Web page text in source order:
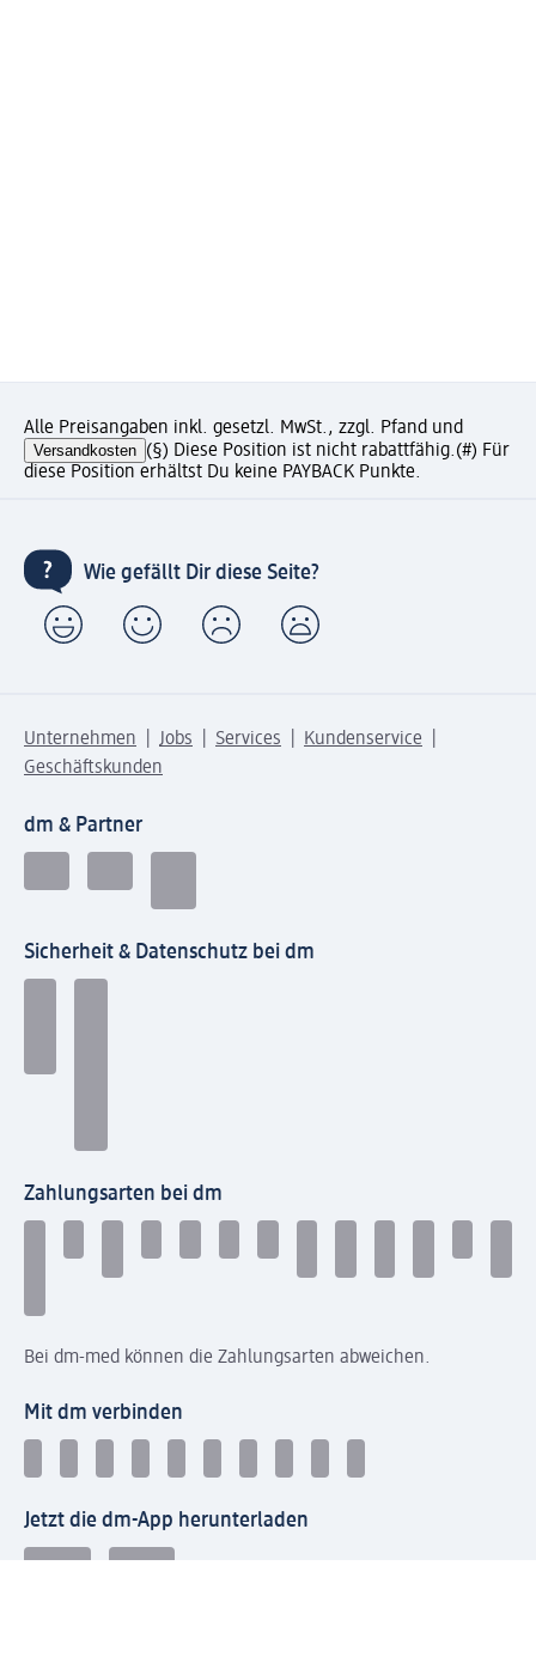
Alle Preisangaben inkl. gesetzl. MwSt., zzgl. Pfand und
Versandkosten (§) Diese Position ist nicht rabattfähig.(#) Für
diese Position erhältst Du keine PAYBACK Punkte.
Wie gefällt Dir diese Seite?
Unternehmen Jobs Services
Kundenservice
Geschäftskunden
dm & Partner
Sicherheit & Datenschutz bei dm
Zahlungsarten bei dm
Bei dm-med können die Zahlungsarten abweichen.
Mit dm verbinden
Jetzt die dm-App herunterladen